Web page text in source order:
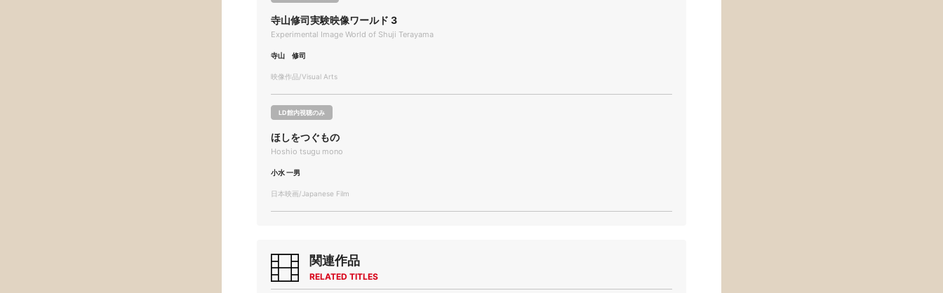
寺山修司実験映像ワールド 3
Experimental Image World of Shuji Terayama
寺山 修司
映像作品/Visual Arts
LD館内視聴のみ
ほしをつぐもの
Hoshio tsugu mono
小水 一男
日本映画/Japanese Film
関連作品
RELATED TITLES